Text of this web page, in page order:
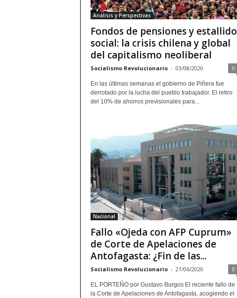
Análisis y Perspectivas
Fondos de pensiones y estallido
social: la crisis chilena y global
del capitalismo neoliberal
Socialismo Revolucionario - 03/08/2020 0
En las últimas semanas el gobierno de Piñera fue
derrotado por la lucha del pueblo trabajador. El retiro
del 10% de ahorros previsionales para...
Nacional
Fallo «Ojeda con AFP Cuprum»
de Corte de Apelaciones de
Antofagasta: ¿Fin de las...
Socialismo Revolucionario - 21/06/2020 0
EL PORTEÑO por Gustavo Burgos El reciente fallo de
la Corte de Apelaciones de Antofagasta, acogiendo el